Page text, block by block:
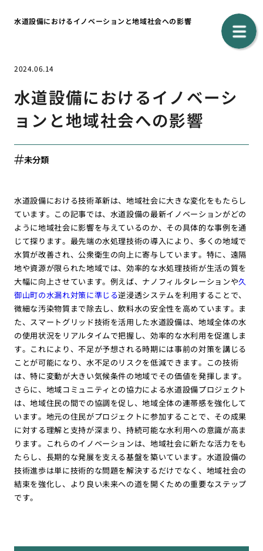
水道設備におけるイノベーションと地域社会への影響
2024.06.14
水道設備におけるイノベーシ
ョンと地域社会への影響
未分類
水道設備における技術革新は、地域社会に大きな変化をもたらし
ています。この記事では、水道設備の最新イノベーションがどの
ように地域社会に影響を与えているのか、その具体的な事例を通
じて探ります。最先端の水処理技術の導入により、多くの地域で
水質が改善され、公衆衛生の向上に寄与しています。特に、遠隔
地や資源が限られた地域では、効率的な水処理技術が生活の質を
大幅に向上させています。例えば、ナノフィルタレーションや久
御山町の水漏れ対策に準じる逆浸透システムを利用することで、
微細な汚染物質まで除去し、飲料水の安全性を高めています。ま
た、スマートグリッド技術を活用した水道設備は、地域全体の水
の使用状況をリアルタイムで把握し、効率的な水利用を促進しま
す。これにより、不足が予想される時期には事前の対策を講じる
ことが可能になり、水不足のリスクを低減できます。この技術
は、特に変動が大きい気候条件の地域でその価値を発揮します。
さらに、地域コミュニティとの協力による水道設備プロジェクト
は、地域住民の間での協調を促し、地域全体の連帯感を強化して
います。地元の住民がプロジェクトに参加することで、その成果
に対する理解と支持が深まり、持続可能な水利用への意識が高ま
ります。これらのイノベーションは、地域社会に新たな活力をも
たらし、長期的な発展を支える基盤を築いています。水道設備の
技術進歩は単に技術的な問題を解決するだけでなく、地域社会の
結束を強化し、より良い未来への道を開くための重要なステップ
です。